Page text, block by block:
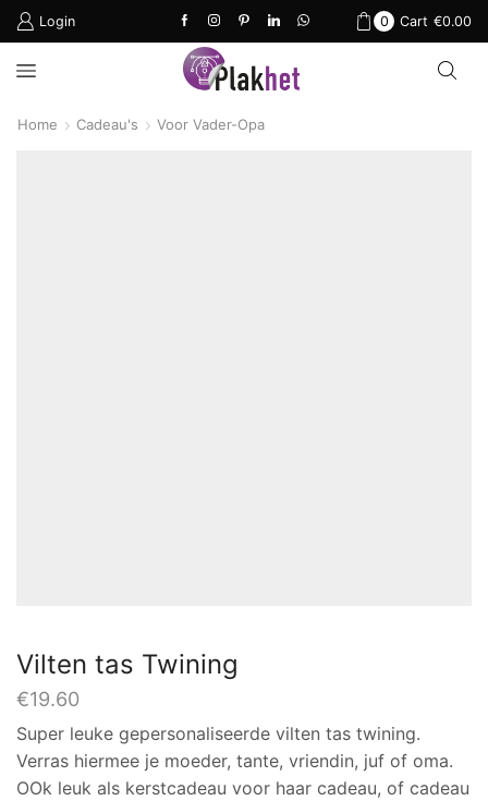
Login 0 Cart €0.00
Home Cadeau's Voor Vader-Opa
Vilten tas Twining
€19.60
Super leuke gepersonaliseerde vilten tas twining.
Verras hiermee je moeder, tante, vriendin, juf of oma.
OOk leuk als kerstcadeau voor haar cadeau, of cadeau